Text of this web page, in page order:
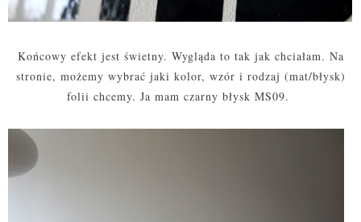
Końcowy efekt jest świetny. Wygląda to tak jak chciałam. Na
stronie, możemy wybrać jaki kolor, wzór i rodzaj (mat/błysk)
folii chcemy. Ja mam czarny błysk MS09.